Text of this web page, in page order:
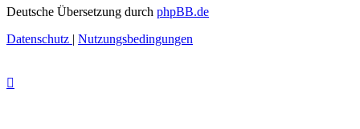
Deutsche Übersetzung durch phpBB.de
Datenschutz | Nutzungsbedingungen